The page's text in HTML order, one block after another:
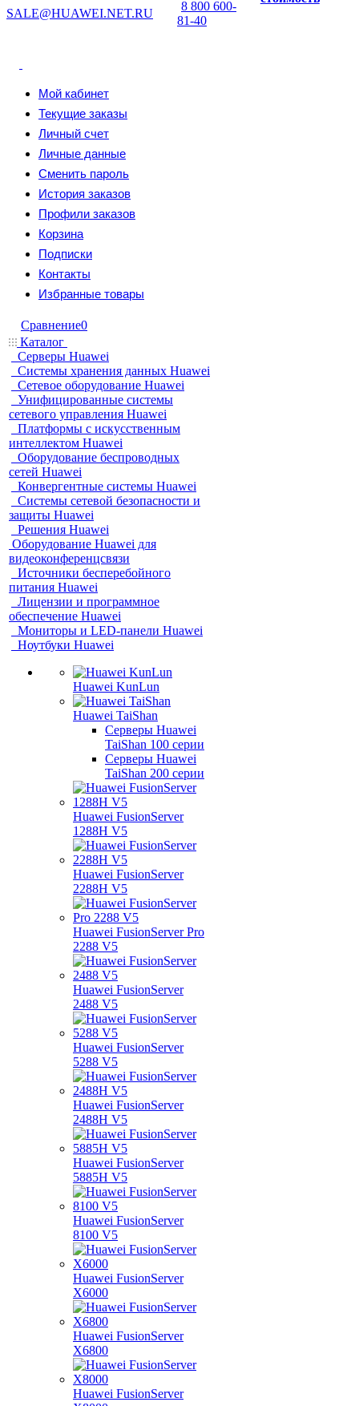
SALE@HUAWEI.NET.RU
8 800 600-
81-40
Мой кабинет
Текущие заказы
Личный счет
Личные данные
Сменить пароль
История заказов
Профили заказов
Корзина
Подписки
Контакты
Избранные товары
Сравнение0
Каталог
Серверы Huawei
Системы хранения данных Huawei
Сетевое оборудование Huawei
Унифицированные системы
сетевого управления Huawei
Платформы с искусственным
интеллектом Huawei
Оборудование беспроводных
сетей Huawei
Конвергентные системы Huawei
Системы сетевой безопасности и
защиты Huawei
Решения Huawei
Оборудование Huawei для
видеоконференцсвязи
Источники бесперебойного
питания Huawei
Лицензии и программное
обеспечение Huawei
Мониторы и LED-панели Huawei
Ноутбуки Huawei
Huawei KunLun
Huawei TaiShan
Серверы Huawei
TaiShan 100 серии
Серверы Huawei
TaiShan 200 серии
Huawei FusionServer
1288H V5
Huawei FusionServer
2288H V5
Huawei FusionServer Pro
2288 V5
Huawei FusionServer
2488 V5
Huawei FusionServer
5288 V5
Huawei FusionServer
2488H V5
Huawei FusionServer
5885H V5
Huawei FusionServer
8100 V5
Huawei FusionServer
X6000
Huawei FusionServer
X6800
Huawei FusionServer